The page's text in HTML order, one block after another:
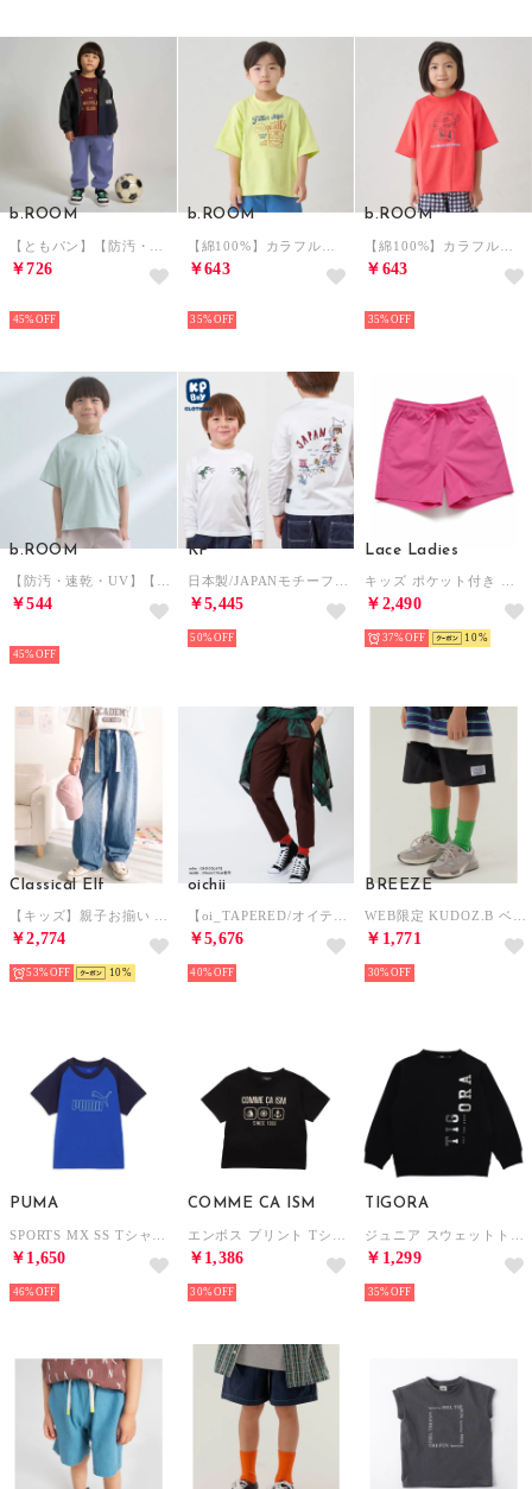
b.ROOM
￥726
45%
b.ROOM
￥643
35%
b.ROOM
￥643
35%
b.ROOM
￥544
45%
KP
￥5,445
50%
Lace Ladies
￥2,490
37% 10
Classical Elf
￥2,774
53% 10
oichii
￥5,676
40%
BREEZE
￥1,771
30%
PUMA
￥1,650
46%
COMME CA ISM
￥1,386
30%
TIGORA
￥1,299
35%